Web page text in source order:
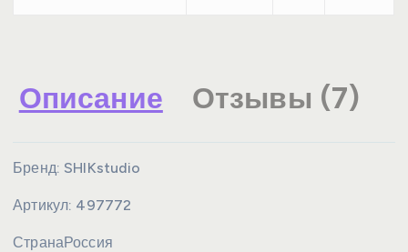
Описание Отзывы (7)
Бренд: SHIKstudio
Артикул: 497772
СтранаРоссия